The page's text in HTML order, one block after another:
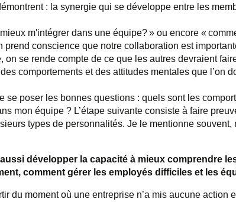
: la synergie qui se développe entre les
m'intégrer dans une équipe? » ou encore «
prend conscience que notre collaboration est
on se rende compte de ce que les autres devraient
comportements et des attitudes mentales que l’on
se poser les bonnes questions : quels sont les
mon équipe ? L’étape suivante consiste à faire
types de personnalités. Je lementionne souvent,
développer la capacité à mieux comprendre
comment gérer les employés difficiles et les
du moment où une entreprise n’a mis aucune action